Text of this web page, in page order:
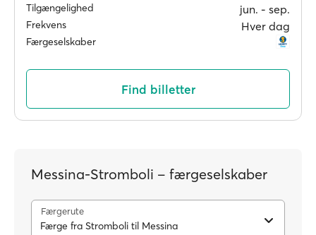
Tilgængelighed jun. ‐ sep.
Frekvens Hver dag
Færgeselskaber
Find billetter
Messina-Stromboli – færgeselskaber
Færgerute
Færge fra Stromboli til Messina